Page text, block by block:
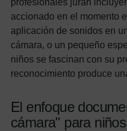
accionado en el momento
aplicación de sonidos en
cámara, o un pequeño
niños se fascinan con su
reconocimiento produce
El enfoque
cámara" para